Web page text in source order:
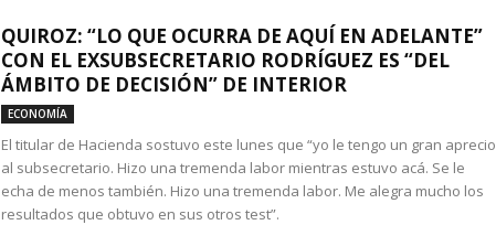
QUIROZ: “LO QUE OCURRA DE AQUÍ EN ADELANTE”
CON EL EXSUBSECRETARIO RODRÍGUEZ ES “DEL
ÁMBITO DE DECISIÓN” DE INTERIOR
ECONOMÍA
El titular de Hacienda sostuvo este lunes que “yo le tengo un gran aprecio
al subsecretario. Hizo una tremenda labor mientras estuvo acá. Se le
echa de menos también. Hizo una tremenda labor. Me alegra mucho los
resultados que obtuvo en sus otros test”.